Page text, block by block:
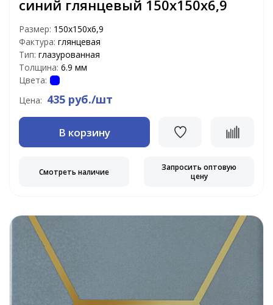
синий глянцевый 150х150х6,9
Размер: 150х150х6,9
Фактура: глянцевая
Тип: глазурованная
Толщина: 6.9 мм
Цвета:
Цена: 435 руб./шт
В корзину
Смотреть наличие
Запросить оптовую
цену